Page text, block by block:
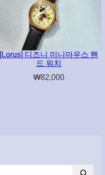
[Lorus] 디즈니 미니마우스 핸
드 워치
₩82,000